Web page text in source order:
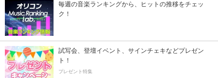
毎週の音楽ランキングから、ヒットの推移をチェッ
ク！
試写会、登壇イベント、サインチェキなどプレゼン
ト！
プレゼント特集